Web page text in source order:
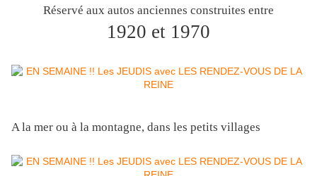
Réservé aux autos anciennes construites entre
1920 et 1970
A la mer ou à la montagne, dans les petits villages